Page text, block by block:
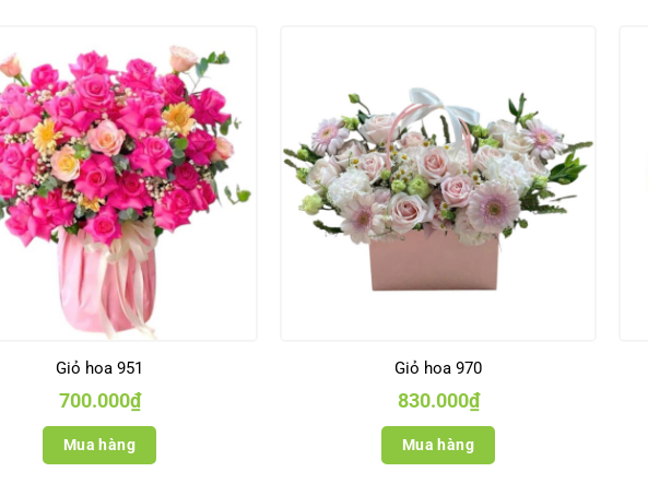
Giỏ hoa 951
700.000₫
Mua hàng
Giỏ hoa 970
830.000₫
Mua hàng